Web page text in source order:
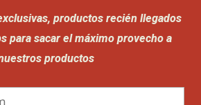
productos recién llegados
para sacar el máximo provecho a
productos